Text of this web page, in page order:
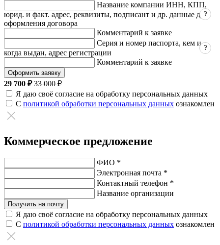
Название компании ИНН, КПП,
юрид. и факт. адрес, реквизиты, подписант и др. данные для
оформления договора
?
Комментарий к заявке
Серия и номер паспорта, кем и
когда выдан, адрес регистрации
?
Комментарий к заявке
Оформить заявку
29 700 ₽ 33 000 ₽
Я даю своё согласие на обработку персональных данных
С политикой обработки персональных данных ознакомлен
Коммерческое предложение
ФИО *
Электронная почта *
Контактный телефон *
Название организации
Получить на почту
Я даю своё согласие на обработку персональных данных
С политикой обработки персональных данных ознакомлен